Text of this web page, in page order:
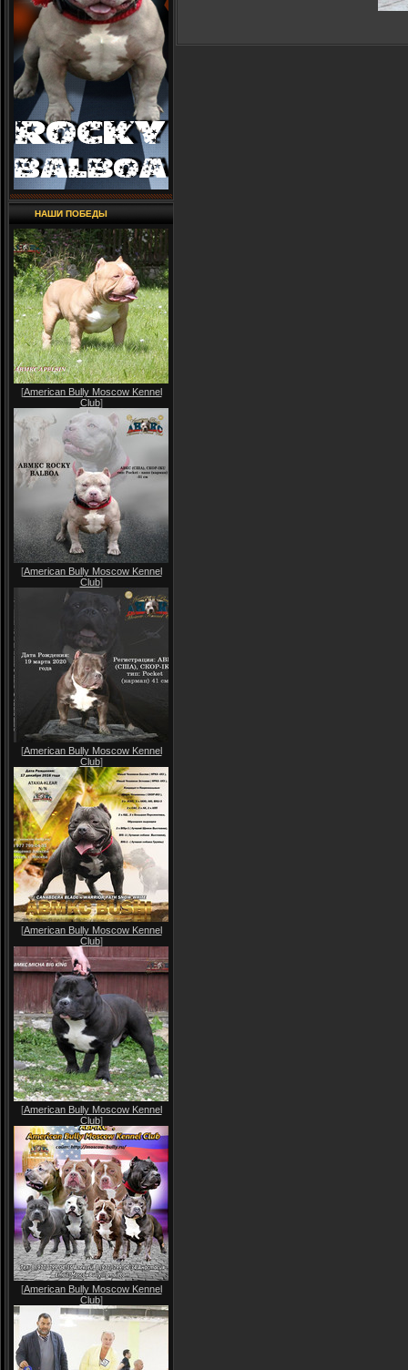
НАШИ ПОБЕДЫ
[American Bully Moscow Kennel
Club]
[American Bully Moscow Kennel
Club]
[American Bully Moscow Kennel
Club]
[American Bully Moscow Kennel
Club]
[American Bully Moscow Kennel
Club]
[American Bully Moscow Kennel
Club]